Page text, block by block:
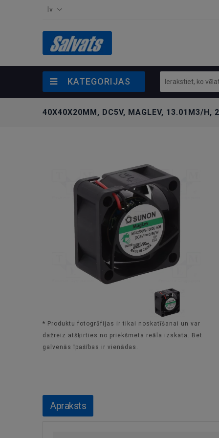
lv
KATEGORIJAS
40X40X20MM, DC5V, MAGLEV, 13.01M3/H,
* Produktu fotogrāfijas ir tikai noskatīšanai un var
dažreiz atšķirties no priekšmeta reāla izskata. Bet
galvenās īpašības ir vienādas.
Apraksts